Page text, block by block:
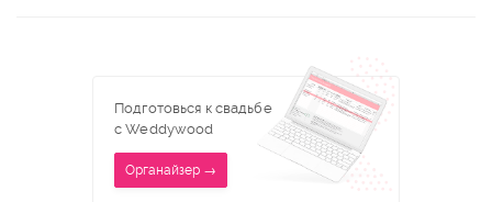
Подготовься к свадьбе
с Weddywood
Органайзер →